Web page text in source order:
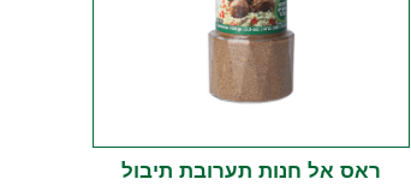
ראס אל חנות תערובת תיבול